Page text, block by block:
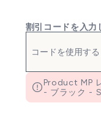
割引コードを入力
Product MP
- ブラック -